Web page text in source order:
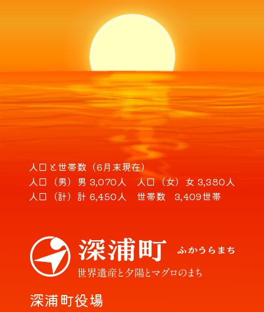
深浦町役場
人口と世帯数（6月末現在）
人口（男） 男 3,070人 人口（女） 女 3,380人
人口（計） 計 6,450人 世帯数 3,409世帯